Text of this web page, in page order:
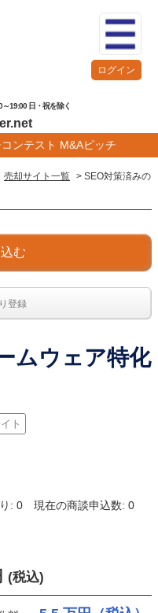
～19:00 日・祝を除く
ンテスト M&Aピッチ
ログイン
売却サイト一覧 > SEO対策済みの
む
登録
ムウェア特化
ト
: 0 現在の商談申込数: 0
(税込)